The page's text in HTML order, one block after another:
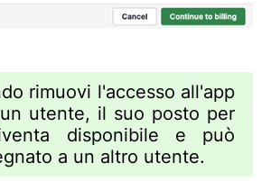
rimuovi l'accesso all'app
utente, il suo posto per
disponibile e può
a un altro utente.